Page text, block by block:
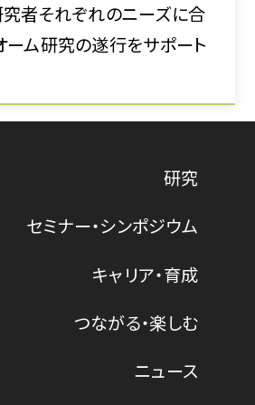
究者それぞれのニーズに合
ーム研究の遂行をサポート
研究
セミナー・シンポジウム
キャリア・育成
つながる・楽しむ
ニュース